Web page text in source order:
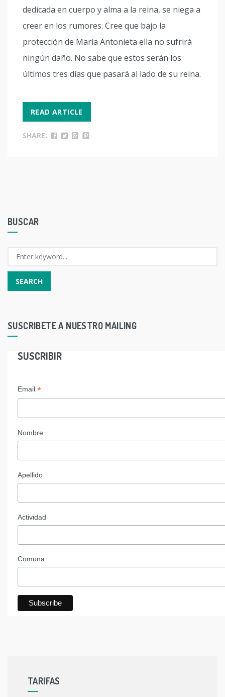
dedicada en cuerpo y alma a la reina, se niega a
creer en los rumores. Cree que bajo la
protección de María Antonieta ella no sufrirá
ningún daño. No sabe que estos serán los
últimos tres días que pasará al lado de su reina.
READ ARTICLE
SHARE:
BUSCAR
SUSCRIBETE A NUESTRO MAILING
SUSCRIBIR
Email *
Nombre
Apellido
Actividad
Comuna
TARIFAS